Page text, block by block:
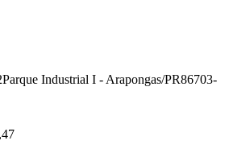
Parque Industrial I - Arapongas/PR86703-
,47